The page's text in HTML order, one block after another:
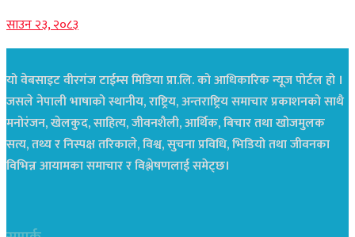
साउन २३, २०८३
यो वेबसाइट वीरगंज टाईम्स मिडिया प्रा.लि. को आधिकारिक न्यूज पोर्टल हो ।
जसले नेपाली भाषाको स्थानीय, राष्ट्रिय, अन्तराष्ट्रिय समाचार प्रकाशनको साथै
मनोरंजन, खेलकुद, साहित्य, जीवनशैली, आर्थिक, बिचार तथा खोजमुलक
सत्य, तथ्य र निस्पक्ष तरिकाले, विश्व, सुचना प्रविधि, भिडियो तथा जीवनका
विभिन्न आयामका समाचार र विश्लेषणलाई समेट्छ।